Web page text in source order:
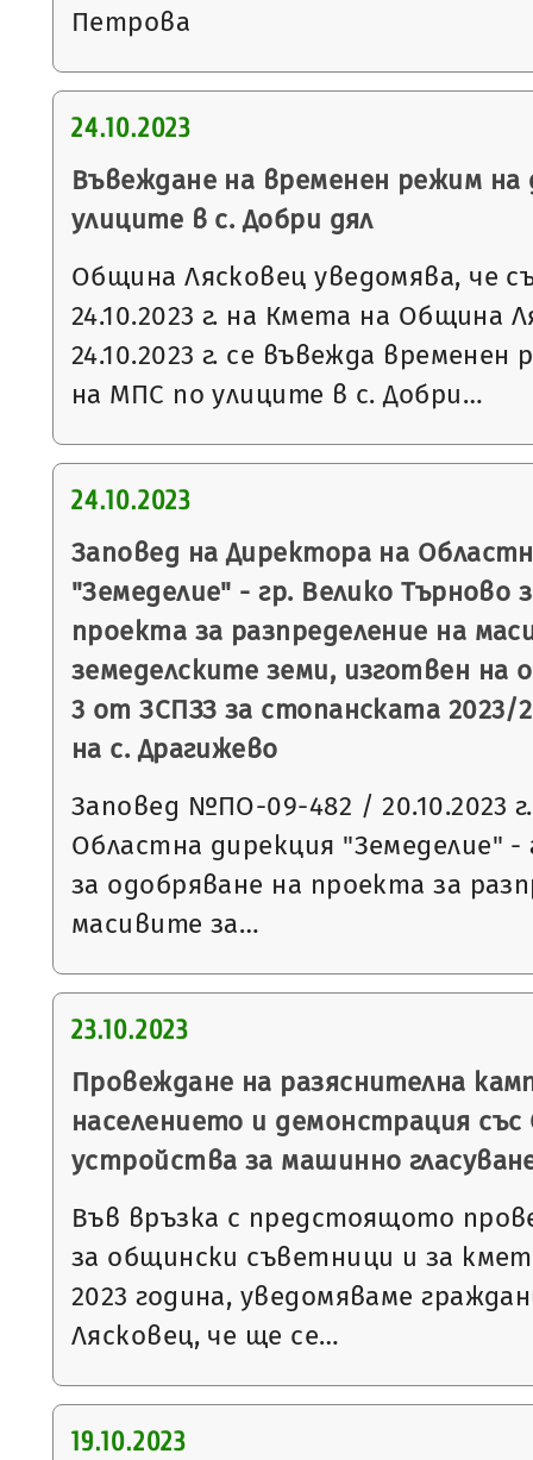
Петрова
24.10.2023
Въвеждане на временен режим
улиците в с. Добри дял
Община Лясковец уведомява, че
24.10.2023 г. на Кмета на Община
24.10.2023 г. се въвежда
на МПС по улиците в с. Добри…
24.10.2023
Заповед на Директора на
"Земеделие" - гр. Велико Търново
проекта за разпределение на
земеделските земи, изготвен на
3 от ЗСПЗЗ за стопанската 2023/
на с. Драгижево
Заповед №ПО-09-482 / 20.10.2023
Областна дирекция "Земеделие" -
за одобряване на проекта за
масивите за…
23.10.2023
Провеждане на разяснителна
населението и демонстрация със
устройства за машинно
Във връзка с предстоящото
за общински съветници и за
2023 година, уведомяваме
Лясковец, че ще се…
19.10.2023